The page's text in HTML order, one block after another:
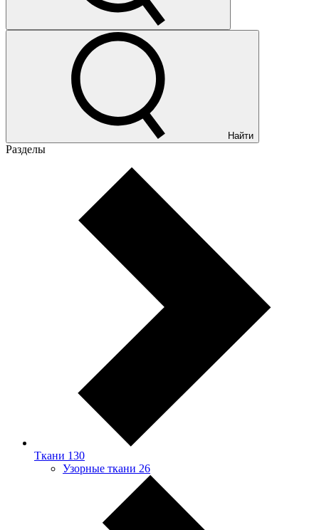
Найти
Разделы
Ткани 130
Узорные ткани 26